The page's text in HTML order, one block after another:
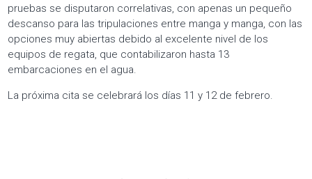
pruebas se disputaron correlativas, con apenas un pequeño
descanso para las tripulaciones entre manga y manga, con las
opciones muy abiertas debido al excelente nivel de los
equipos de regata, que contabilizaron hasta 13
embarcaciones en el agua.
La próxima cita se celebrará los días 11 y 12 de febrero.